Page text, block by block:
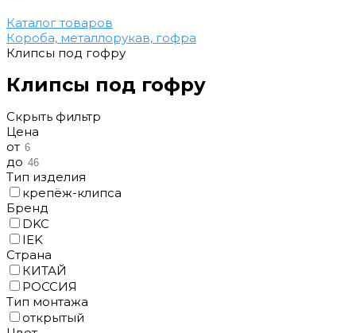
Каталог товаров
Короба, металлорукав, гофра
Клипсы под гофру
Клипсы под гофру
Скрыть фильтр
Цена
от
до
Тип изделия
крепёж-клипса
Бренд
DKC
IEK
Cтрана
КИТАЙ
РОССИЯ
Тип монтажа
открытый